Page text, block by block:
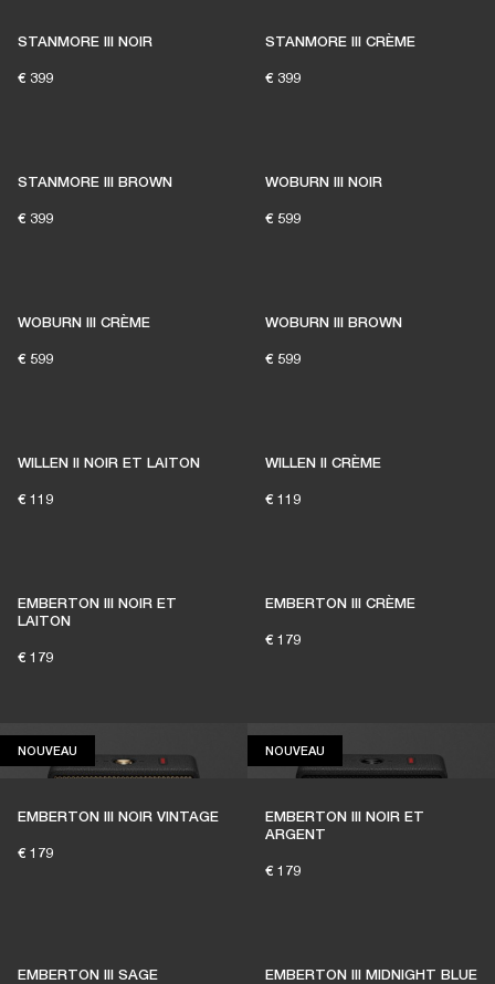
STANMORE III NOIR
€ 399
STANMORE III CRÈME
€ 399
STANMORE III BROWN
€ 399
WOBURN III NOIR
€ 599
WOBURN III CRÈME
€ 599
WOBURN III BROWN
€ 599
WILLEN II NOIR ET LAITON
€ 119
WILLEN II CRÈME
€ 119
EMBERTON III NOIR ET
LAITON
€ 179
EMBERTON III CRÈME
€ 179
NOUVEAU
EMBERTON III NOIR VINTAGE
€ 179
NOUVEAU
EMBERTON III NOIR ET
ARGENT
€ 179
EMBERTON III SAGE EMBERTON III MIDNIGHT BLUE